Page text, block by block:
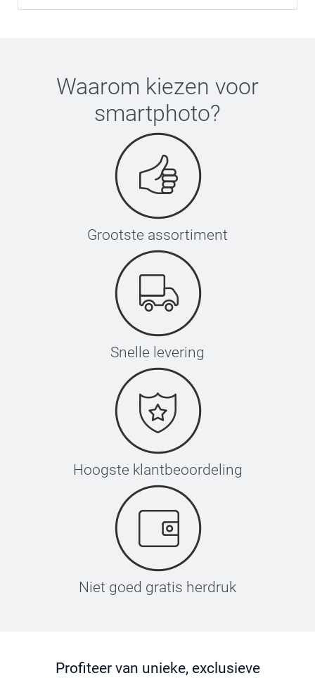
Waarom kiezen voor
smartphoto?
Grootste assortiment
Snelle levering
Hoogste klantbeoordeling
Niet goed gratis herdruk
Profiteer van unieke, exclusieve